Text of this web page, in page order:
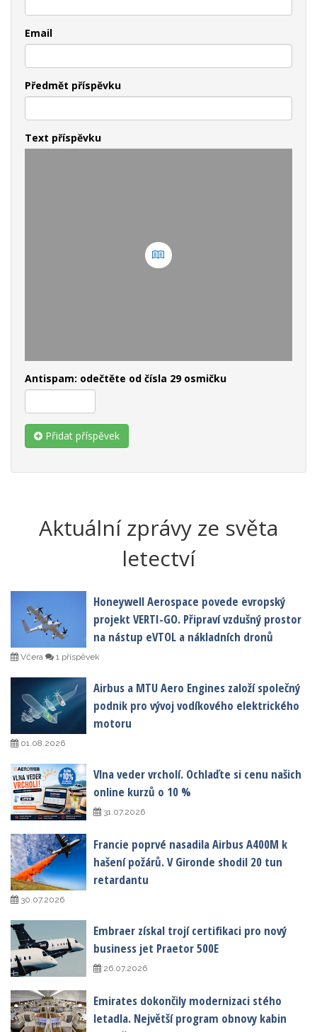
Email
Předmět příspěvku
Text příspěvku
Antispam: odečtěte od čísla 29 osmičku
Přidat příspěvek
Aktuální zprávy ze světa
letectví
Honeywell Aerospace povede evropský
projekt VERTI-GO. Připraví vzdušný prostor
na nástup eVTOL a nákladních dronů
Včera 1 příspěvek
Airbus a MTU Aero Engines založí společný
podnik pro vývoj vodíkového elektrického
motoru
01.08.2026
Vlna veder vrcholí. Ochlaďte si cenu našich
online kurzů o 10 %
31.07.2026
Francie poprvé nasadila Airbus A400M k
hašení požárů. V Gironde shodil 20 tun
retardantu
30.07.2026
Embraer získal trojí certifikaci pro nový
business jet Praetor 500E
26.07.2026
Emirates dokončily modernizaci stého
letadla. Největší program obnovy kabin